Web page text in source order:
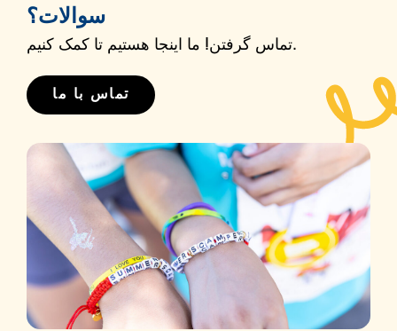
سوالات؟
تماس گرفتن! ما اینجا هستیم تا کمک کنیم.
تماس با ما